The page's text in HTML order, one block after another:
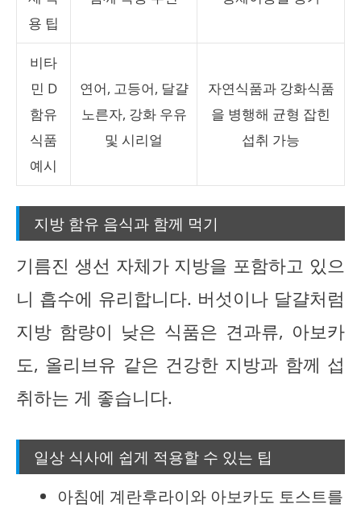
용 팁
비타
민 D
함유
식품
예시
연어, 고등어, 달걀
노른자, 강화 우유
및 시리얼
자연식품과 강화식품
을 병행해 균형 잡힌
섭취 가능
지방 함유 음식과 함께 먹기
기름진 생선 자체가 지방을 포함하고 있으
니 흡수에 유리합니다. 버섯이나 달걀처럼
지방 함량이 낮은 식품은 견과류, 아보카
도, 올리브유 같은 건강한 지방과 함께 섭
취하는 게 좋습니다.
일상 식사에 쉽게 적용할 수 있는 팁
아침에 계란후라이와 아보카도 토스트를